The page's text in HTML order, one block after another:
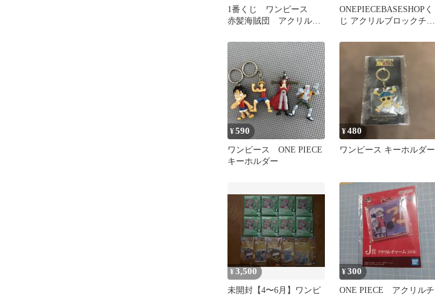
1番くじ ワンピース
赤髪海賊団 アクリルチ
ONEPIECEBASESHOPく
じ アクリルブロックチャ
¥590
ワンピース ONE PIECE
キーホルダー
¥480
ワンピース キーホルダー
¥3,500
未開封【4〜6月】ワンピ
¥300
ONE PIECE アクリルチ